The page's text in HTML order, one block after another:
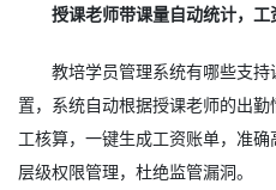
授课老师带课量自动统计，
教培学员管理系统有哪些支
置，系统自动根据授课老师的出
工核算，一键生成工资账单，准
层级权限管理，杜绝监管漏洞。